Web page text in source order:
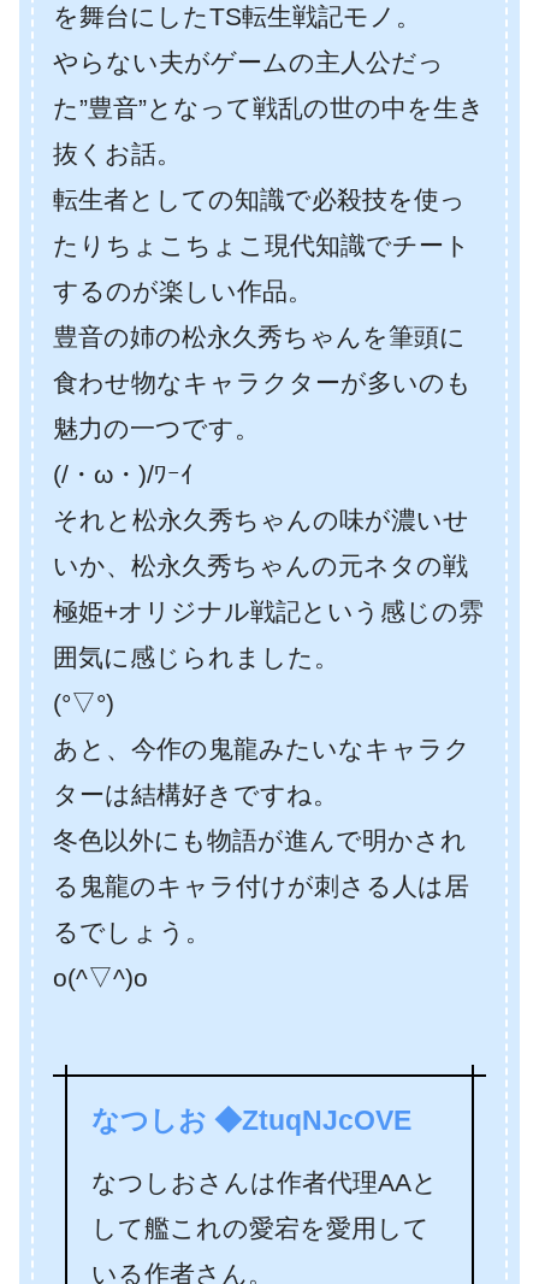
を舞台にしたTS転生戦記モノ。
やらない夫がゲームの主人公だっ
た”豊音”となって戦乱の世の中を生き
抜くお話。
転生者としての知識で必殺技を使っ
たりちょこちょこ現代知識でチート
するのが楽しい作品。
豊音の姉の松永久秀ちゃんを筆頭に
食わせ物なキャラクターが多いのも
魅力の一つです。
(/・ω・)/ﾜｰｲ
それと松永久秀ちゃんの味が濃いせ
いか、松永久秀ちゃんの元ネタの戦
極姫+オリジナル戦記という感じの雰
囲気に感じられました。
(°▽°)
あと、今作の鬼龍みたいなキャラク
ターは結構好きですね。
冬色以外にも物語が進んで明かされ
る鬼龍のキャラ付けが刺さる人は居
るでしょう。
o(^▽^)o
なつしお ◆ZtuqNJcOVE
なつしおさんは作者代理AAと
して艦これの愛宕を愛用して
いる作者さん。